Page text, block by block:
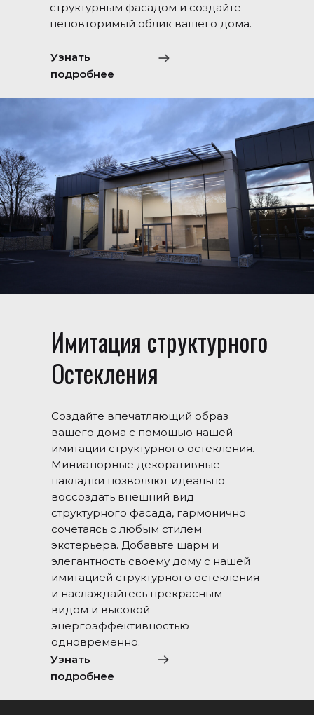
Имитация структурного
Остекления
Создайте впечатляющий образ
вашего дома с помощью нашей
имитации структурного остекления.
Миниатюрные декоративные
накладки позволяют идеально
воссоздать внешний вид
структурного фасада, гармонично
сочетаясь с любым стилем
экстерьера. Добавьте шарм и
элегантность своему дому с нашей
имитацией структурного остекления
и наслаждайтесь прекрасным
видом и высокой
энергоэффективностью
одновременно.
Узнать
подробнее
Узнать
подробнее
структурным фасадом и создайте
неповторимый облик вашего дома.